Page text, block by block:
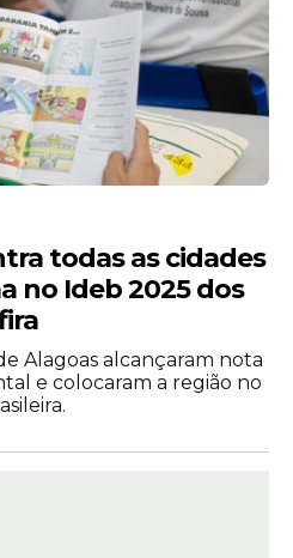
todas as cidades
no Ideb 2025 dos
Alagoas alcançaram nota
e colocaram a região no